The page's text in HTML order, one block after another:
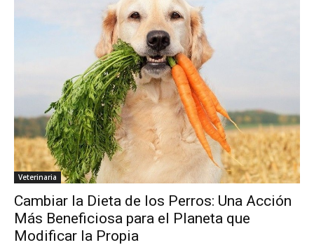
Veterinaria
Cambiar la Dieta de los Perros: Una Acción
Más Beneficiosa para el Planeta que
Modificar la Propia